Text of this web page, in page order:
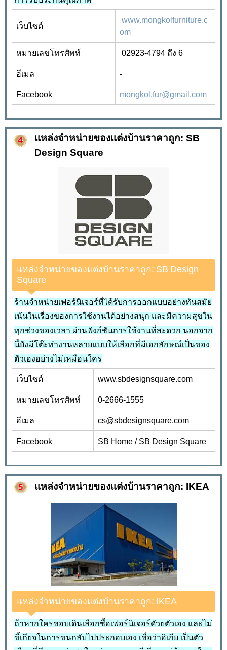
เว็บไซต์
www.mongkolfurniture.c
om
หมายเลขโทรศัพท์ 02923-4794 ถึง 6
อีเมล -
Facebook mongkol.fur@gmail.com
แหล่งจำหน่ายของแต่งบ้านราคาถูก: SB
Design Square
แหล่งจำหน่ายของแต่งบ้านราคาถูก: SB Design
Square
ร้านจำหน่ายเฟอร์นิเจอร์ที่ได้รับการออกแบบอย่างทันสมัย
เน้นในเรื่องของการใช้งานได้อย่างสนุก และมีความสุขใน
ทุกช่วงของเวลา ผ่านฟังก์ชันการใช้งานที่สะดวก นอกจาก
นี้ยังมีโต๊ะทำงานหลายแบบให้เลือกที่มีเอกลักษณ์เป็นของ
ตัวเองอย่างไม่เหมือนใคร
เว็บไซต์ www.sbdesignsquare.com
หมายเลขโทรศัพท์ 0-2666-1555
อีเมล cs@sbdesignsquare.com
Facebook SB Home / SB Design Square
แหล่งจำหน่ายของแต่งบ้านราคาถูก: IKEA
แหล่งจำหน่ายของแต่งบ้านราคาถูก: IKEA
ถ้าหากใครชอบเดินเลือกซื้อเฟอร์นิเจอร์ดัวยตัวเอง และไม่
ขี้เกียจในการขนกลับไปประกอบเอง เชื่อว่าอิเกีย เป็นตัว